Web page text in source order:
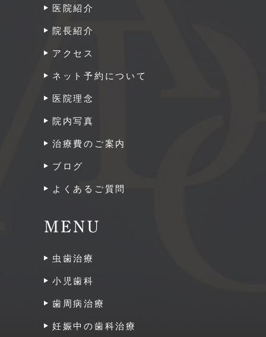
医院紹介
院長紹介
アクセス
ネット予約について
医院理念
院内写真
治療費のご案内
ブログ
よくあるご質問
MENU
虫歯治療
小児歯科
歯周病治療
妊娠中の歯科治療